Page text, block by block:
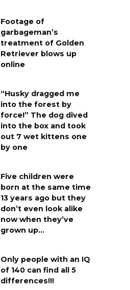
Footage of
garbageman’s
treatment of Golden
Retriever blows up
online
“Husky dragged me
into the forest by
force!” The dog dived
into the box and took
out 7 wet kittens one
by one
Five children were
born at the same time
13 years ago but they
don’t even look alike
now when they’ve
grown up…
Only people with an IQ
of 140 can find all 5
differences!!!